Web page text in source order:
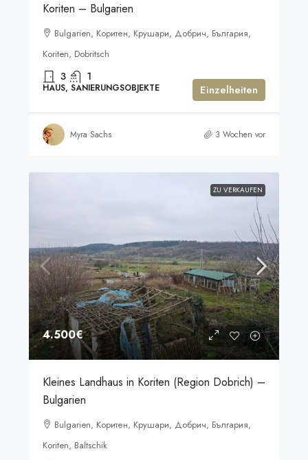
Koriten – Bulgarien
Bulgarien, Коритен, Крушари, Добрич, България,
Koriten, Dobritsch
3 1
HAUS, SANIERUNGSOBJEKTE Einzelheiten
Myra Sachs 3 Wochen vor
ZU VERKAUFEN
4.500€
Kleines Landhaus in Koriten (Region Dobrich) –
Bulgarien
Bulgarien, Коритен, Крушари, Добрич, България,
Koriten, Baltschik